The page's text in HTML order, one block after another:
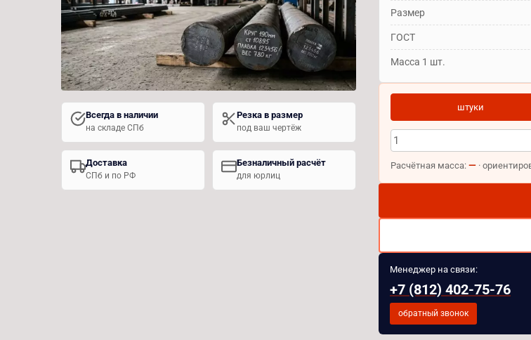
Всегда в наличии
на складе СПб
Резка в размер
под ваш чертёж
Доставка
СПб и по РФ
Безналичный расчёт
для юрлиц
Размер
ГОСТ
Масса 1 шт.
штуки
Расчётная масса: — ·
Менеджер на связи:
+7 (812) 402-75-76
обратный звонок